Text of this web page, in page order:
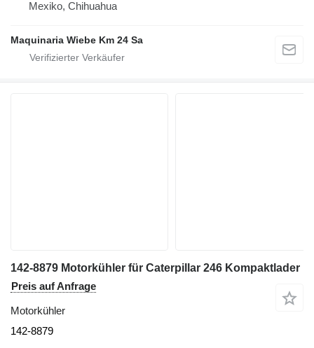
Mexiko, Chihuahua
Maquinaria Wiebe Km 24 Sa
142-8879 Motorkühler für Caterpillar 246 Kompaktlader
Preis auf Anfrage
Motorkühler
142-8879